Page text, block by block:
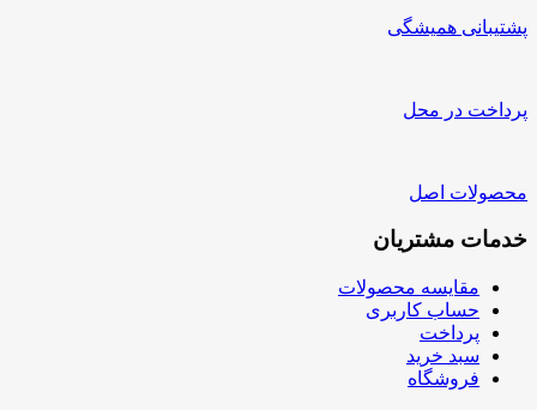
پشتیبانی همیشگی
پرداخت در محل
محصولات اصل
خدمات مشتریان
مقایسه محصولات
حساب کاربری
پرداخت
سبد خرید
فروشگاه